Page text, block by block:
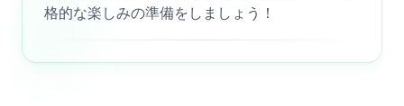
格的な楽しみの準備をしましょう！